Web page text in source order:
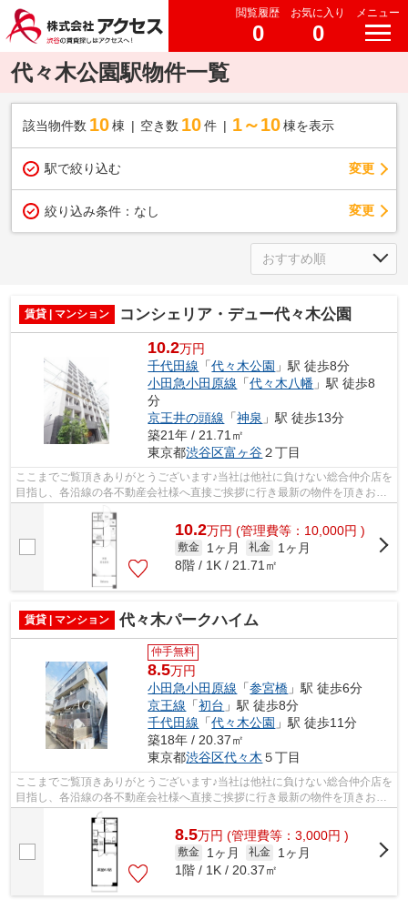
閲覧履歴
0
お気に入り
0
メニュー
代々木公園駅物件一覧
該当物件数 10棟 空き数 10 件 1～10 棟を表示
駅で絞り込む 変更
絞り込み条件： なし 変更
賃貸 | マンション コンシェリア・デュー代々木公園
10.2万円
千代田線 「代々木公園 」駅 徒歩8分
小田急小田原線 「代々木八幡 」駅 徒歩8
分
京王井の頭線 「神泉 」駅 徒歩13分
築21年 / 21.71㎡
東京都渋谷区富ヶ谷２丁目
ここまでご覧頂きありがとうございます♪当社は他社に負けない総合仲介店を
目指し、各沿線の各不動産会社様へ直接ご挨拶に行き最新の物件を頂きお客
10.2万円 (管理費等：10,000円 )
敷金 1ヶ月 礼金
1ヶ月
8階 / 1K / 21.71㎡
賃貸 | マンション 代々木パークハイム
仲手無料
8.5万円
小田急小田原線 「参宮橋 」駅 徒歩6分
京王線 「初台 」駅 徒歩8分
千代田線 「代々木公園 」駅 徒歩11分
築18年 / 20.37㎡
東京都渋谷区代々木 ５丁目
ここまでご覧頂きありがとうございます♪当社は他社に負けない総合仲介店を
目指し、各沿線の各不動産会社様へ直接ご挨拶に行き最新の物件を頂きお客
様へ提供しております！最新の情報は...
8.5万円 (管理費等：3,000円 )
敷金 1ヶ月 礼金
1ヶ月
1階 / 1K / 20.37㎡